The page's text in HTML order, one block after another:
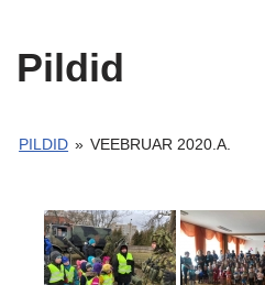
Pildid
PILDID » VEEBRUAR 2020.A.